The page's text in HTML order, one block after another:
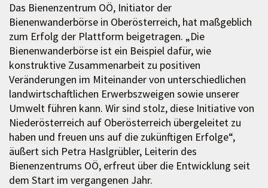
Das Bienenzentrum OÖ, Initiator der
Bienenwanderbörse in Oberösterreich, hat maßgeblich
zum Erfolg der Plattform beigetragen. „Die
Bienenwanderbörse ist ein Beispiel dafür, wie
konstruktive Zusammenarbeit zu positiven
Veränderungen im Miteinander von unterschiedlichen
landwirtschaftlichen Erwerbszweigen sowie unserer
Umwelt führen kann. Wir sind stolz, diese Initiative von
Niederösterreich auf Oberösterreich übergeleitet zu
haben und freuen uns auf die zukünftigen Erfolge“,
äußert sich Petra Haslgrübler, Leiterin des
Bienenzentrums OÖ, erfreut über die Entwicklung seit
dem Start im vergangenen Jahr.